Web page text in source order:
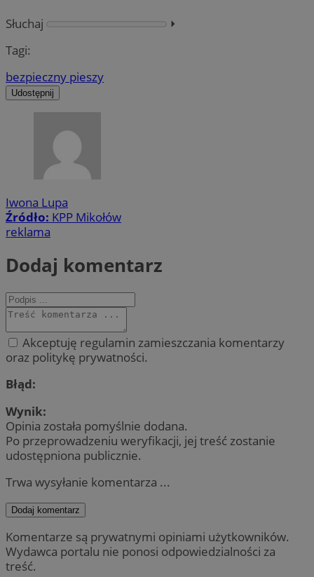
Słuchaj
⏵︎
Tagi:
bezpieczny pieszy
Udostępnij
Iwona Lupa
Źródło: KPP Mikołów
reklama
Dodaj komentarz
Akceptuję regulamin zamieszczania komentarzy
oraz politykę prywatności.
Błąd:
Wynik:
Opinia została pomyślnie dodana.
Po przeprowadzeniu weryfikacji, jej treść zostanie
udostępniona publicznie.
Trwa wysyłanie komentarza ...
Dodaj komentarz
Komentarze są prywatnymi opiniami użytkowników.
Wydawca portalu nie ponosi odpowiedzialności za
treść.